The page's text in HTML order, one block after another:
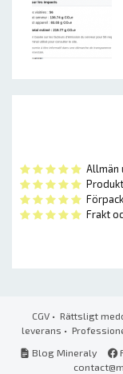
Allmän
Frakt
CGV• Rättsligt
leverans •
Blog Mineraly